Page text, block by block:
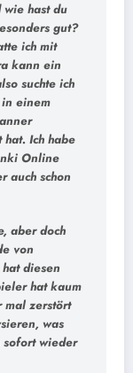
hast du
gut?
ich mit
kann ein
suchte ich
einem
Ich habe
Online
auch schon
aber doch
von
diesen
hat kaum
mal zerstört
was
wieder